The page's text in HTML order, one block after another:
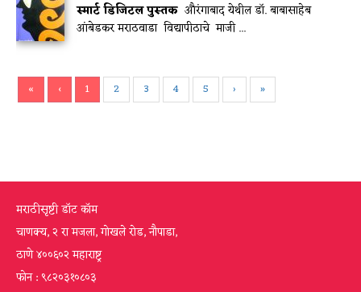
स्मार्ट डिजिटल पुस्तक औरंगाबाद येथील डॉ. बाबासाहेब
आंबेडकर मराठवाडा विद्यापीठाचे माजी ...
« ‹ 1 2 3 4 5 › »
मराठीसृष्टी डॉट कॉम
चाणक्य, २ रा मजला, गोखले रोड, नौपाडा,
ठाणे ४००६०२ महाराष्ट्र
फोन : ९८२०३१०८०३